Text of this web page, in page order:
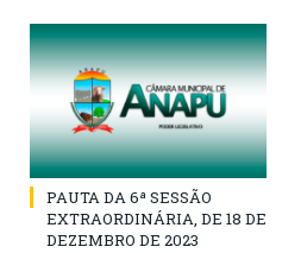
PAUTA DA 6ª SESSÃO
EXTRAORDINÁRIA, DE 18 DE
DEZEMBRO DE 2023